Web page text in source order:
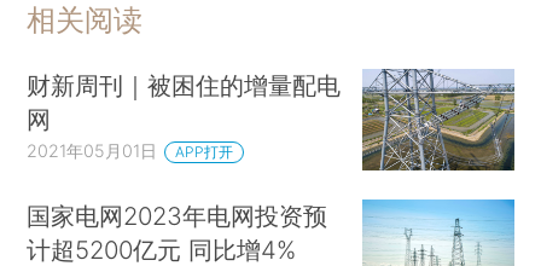
相关阅读
财新周刊｜被困住的增量配电
网
2021年05月01日 APP打开
国家电网2023年电网投资预
计超5200亿元 同比增4%